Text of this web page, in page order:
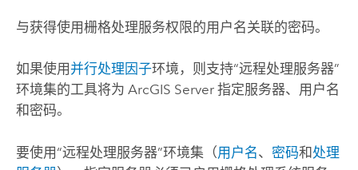
与获得使用栅格处理服务权限的用户名关联的密码。
如果使用并行处理因子环境，则支持“远程处理服务器”
环境集的工具将为 ArcGIS Server指定服务器、用户名
和密码。
要使用“远程处理服务器”环境集（用户名、 密码和处理